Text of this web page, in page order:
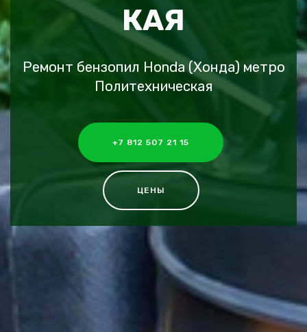
КАЯ
Ремонт бензопил Honda (Хонда) метро
Политехническая
+7 812 507 21 15
ЦЕНЫ